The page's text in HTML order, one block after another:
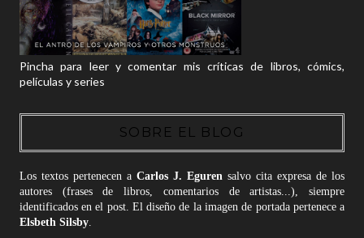
Pincha para leer y comentar mis críticas de libros, cómics,
películas y series
SOBRE EL BLOG
Los textos pertenecen a Carlos J. Egurensalvo cita expresa de los
autores (frases de libros, comentarios de artistas...), siempre
identificados en el post. El diseño de la imagen de portada pertenece a
Elsbeth Silsby.